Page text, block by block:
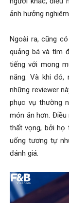
ảnh hưởng
Ngoài ra, cũng
quảng bá và tìm
tiếng với mong
năng. Và khi đó,
những reviewer
phục vụ thường
món ăn hơn. Điều
thất vọng, bởi họ
uống tương tự
đánh giá.